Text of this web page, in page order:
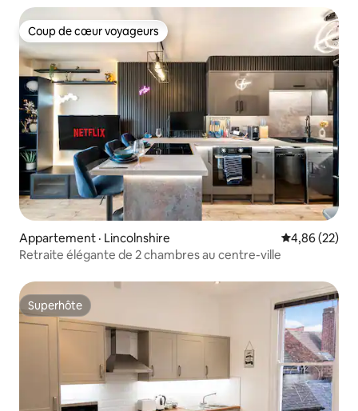
Coup de cœur voyageurs
Coup de cœur voyageurs
Appartement · Lincolnshire Note
4,86 (22)
Retraite élégante de 2 chambres au centre-ville
Superhôte
Superhôte